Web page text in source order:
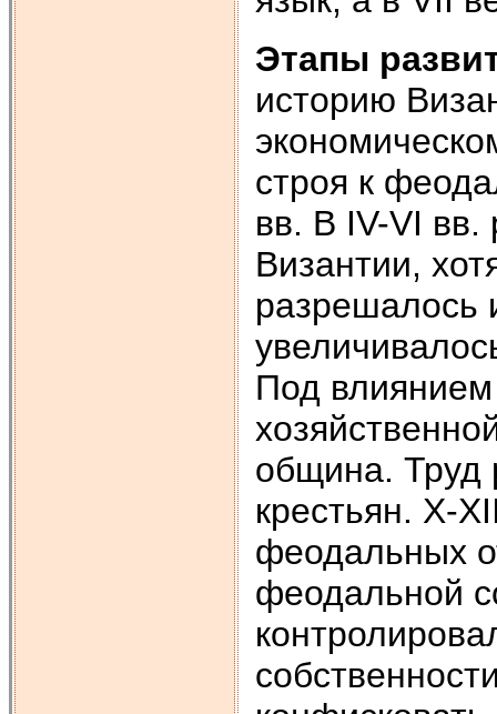
Этапы
историю
строя к
вв. В IV-VI
Византии,
разрешалось
Под влиянием
община. Труд
крестьян. X-
феодальных
феодальной